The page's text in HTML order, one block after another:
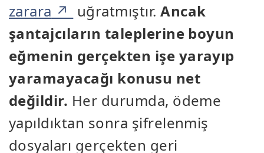
zarara
uğratmıştır.Ancak
şantajcıların taleplerine boyun
eğmenin gerçekten işe yarayıp
yaramayacağı konusu net
değildir. Her durumda, ödeme
yapıldıktan sonra şifrelenmiş
dosyaları gerçekten geri